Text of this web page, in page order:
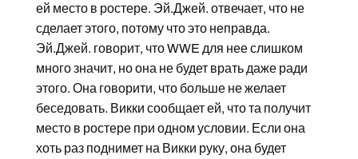
ей место в ростере. Эй.Джей. отвечает, что не
сделает этого, потому что это неправда.
Эй.Джей. говорит, что WWE для нее слишком
много значит, но она не будет врать даже ради
этого. Она говорити, что больше не желает
беседовать. Викки сообщает ей, что та получит
место в ростере при одном условии. Если она
хоть раз поднимет на Викки руку, она будет